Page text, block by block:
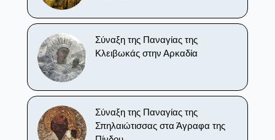
Σύναξη της Παναγίας της
Κλειβωκάς στην Αρκαδία
Σύναξη της Παναγίας της
Σπηλαιώτισσας στα Άγραφα της